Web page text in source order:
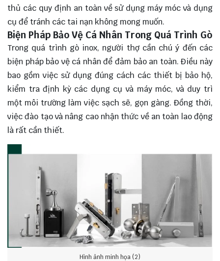
thủ các quy định an toàn về sử dụng máy móc và dụng
cụ để tránh các tai nạn không mong muốn.
Biện Pháp Bảo Vệ Cá Nhân Trong Quá Trình Gò
Trong quá trình gò inox, người thợ cần chú ý đến các
biện pháp bảo vệ cá nhân để đảm bảo an toàn. Điều này
bao gồm việc sử dụng đúng cách các thiết bị bảo hộ,
kiểm tra định kỳ các dụng cụ và máy móc, và duy trì
một môi trường làm việc sạch sẽ, gọn gàng. Đồng thời,
việc đào tạo và nâng cao nhận thức về an toàn lao động
là rất cần thiết.
Hình ảnh minh họa (2)